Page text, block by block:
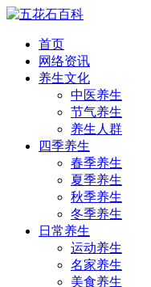
首页
网络资讯
养生文化
中医养生
节气养生
养生人群
四季养生
春季养生
夏季养生
秋季养生
冬季养生
日常养生
运动养生
名家养生
美食养生